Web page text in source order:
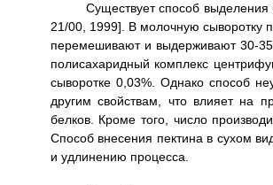
Существует способ
21/00, 1999]. В молочную сыворотку
перемешивают и выдерживают 30-
полисахаридный комплекс
сыворотке 0,03%. Однако способ
другим свойствам, что влияет на
белков. Кроме того, число
Способ внесения пектина в сухом
и удлинению процесса.